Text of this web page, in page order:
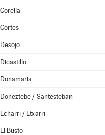
Corella
Cortes
Desojo
Dicastillo
Donamaria
Doneztebe / Santesteban
Echarri / Etxarri
El Busto